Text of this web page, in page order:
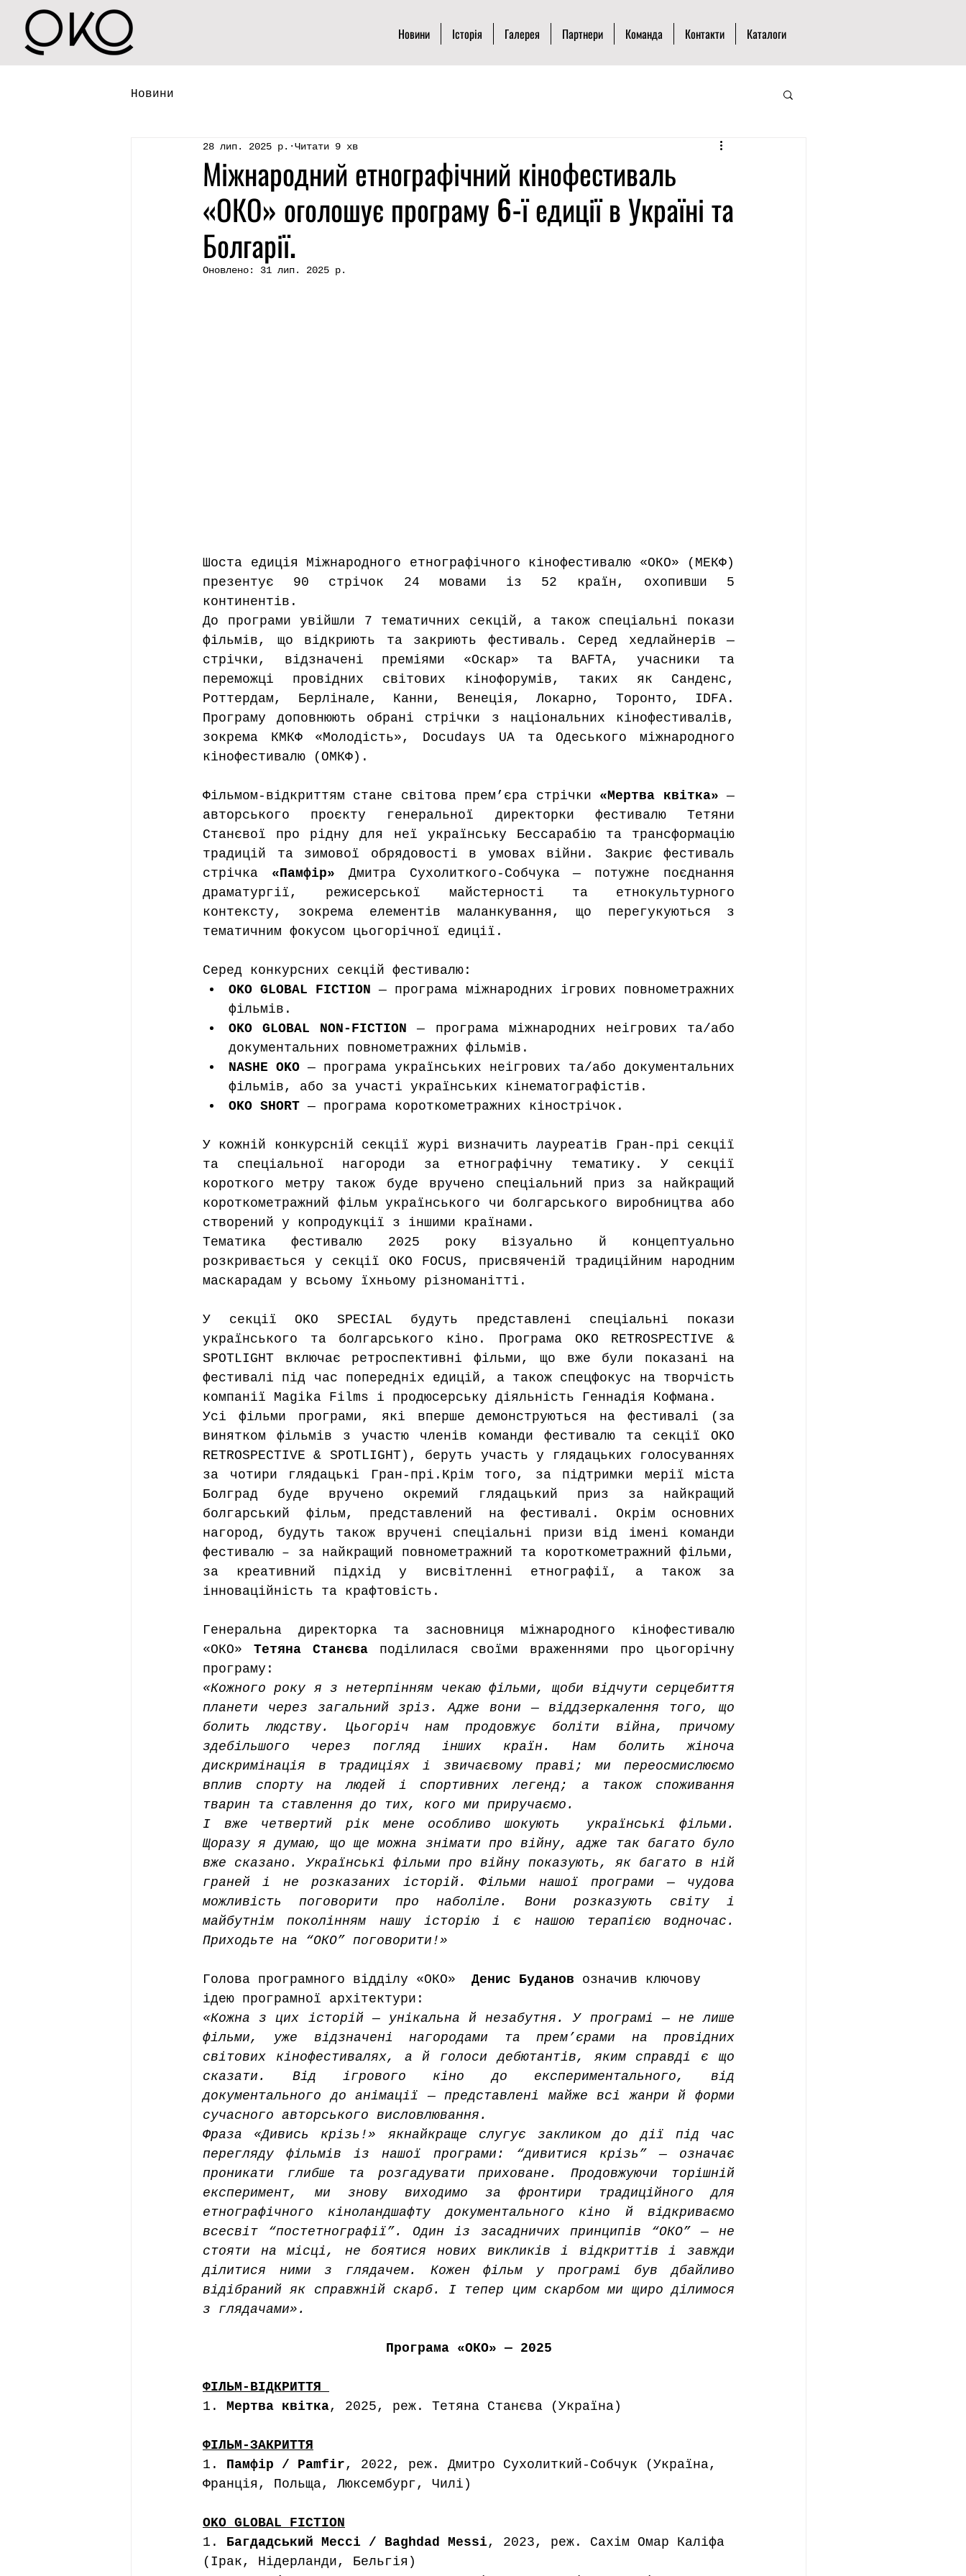
Новини Історія Галерея Партнери Команда Контакти Каталоги
Новини
Міжнародний етнографічний кінофестиваль
«ОКО» оголошує програму 6-ї едиції в Україні та
Болгарії.
28 лип. 2025 р. Читати 9 хв
Оновлено: 31 лип. 2025 р.
Шоста едиція Міжнародного етнографічного кінофестивалю «ОКО» (МЕКФ)
презентує 90 стрічок 24 мовами із 52 країн, охопивши 5
континентів.
До програми увійшли 7 тематичних секцій, а також спеціальні покази
фільмів, що відкриють та закриють фестиваль. Серед хедлайнерів —
стрічки, відзначені преміями «Оскар» та BAFTA, учасники та
переможці провідних світових кінофорумів, таких як Санденс,
Роттердам, Берлінале, Канни, Венеція, Локарно, Торонто, IDFA.
Програму доповнюють обрані стрічки з національних кінофестивалів,
зокрема КМКФ «Молодість», Docudays UA та Одеського міжнародного
кінофестивалю (ОМКФ).
Фільмом-відкриттям стане світова прем’єра стрічки «Мертва квітка» —
авторського проєкту генеральної директорки фестивалю Тетяни
Станєвої про рідну для неї українську Бессарабію та трансформацію
традицій та зимової обрядовості в умовах війни. Закриє фестиваль
стрічка «Памфір» Дмитра Сухолиткого-Собчука — потужне поєднання
драматургії, режисерської майстерності та етнокультурного
контексту, зокрема елементів маланкування, що перегукуються з
тематичним фокусом цьогорічної едиції.
Серед конкурсних секцій фестивалю:
OKO GLOBAL FICTION — програма міжнародних ігрових повнометражних
фільмів.
OKO GLOBAL NON-FICTION — програма міжнародних неігрових та/або
документальних повнометражних фільмів.
NASHE OKO — програма українських неігрових та/або документальних
фільмів, або за участі українських кінематографістів.
OKO SHORT — програма короткометражних кінострічок.
У кожній конкурсній секції журі визначить лауреатів Гран-прі секції
та спеціальної нагороди за етнографічну тематику. У секції
короткого метру також буде вручено спеціальний приз за найкращий
короткометражний фільм українського чи болгарського виробництва або
створений у копродукції з іншими країнами.
Тематика фестивалю 2025 року візуально й концептуально
розкривається у секції OKO FOCUS, присвяченій традиційним народним
маскарадам у всьому їхньому різноманітті.
У секції OKO SPECIAL будуть представлені спеціальні покази
українського та болгарського кіно. Програма OKO RETROSPECTIVE &
SPOTLIGHT включає ретроспективні фільми, що вже були показані на
фестивалі під час попередніх едицій, а також спецфокус на творчість
компанії Magika Films і продюсерську діяльність Геннадія Кофмана.
Усі фільми програми, які вперше демонструються на фестивалі (за
винятком фільмів з участю членів команди фестивалю та секції OKO
RETROSPECTIVE & SPOTLIGHT), беруть участь у глядацьких голосуваннях
за чотири глядацькі Гран-прі.Крім того, за підтримки мерії міста
Болград буде вручено окремий глядацький приз за найкращий
болгарський фільм, представлений на фестивалі. Окрім основних
нагород, будуть також вручені спеціальні призи від імені команди
фестивалю – за найкращий повнометражний та короткометражний фільми,
за креативний підхід у висвітленні етнографії, а також за
інноваційність та крафтовість.
Генеральна директорка та засновниця міжнародного кінофестивалю
«ОКО» Тетяна Станєва поділилася своїми враженнями про цьогорічну
програму:
«Кожного року я з нетерпінням чекаю фільми, щоби відчути серцебиття
планети через загальний зріз. Адже вони — віддзеркалення того, що
болить людству. Цьогоріч нам продовжує боліти війна, причому
здебільшого через погляд інших країн. Нам болить жіноча
дискримінація в традиціях і звичаєвому праві; ми переосмислюємо
вплив спорту на людей і спортивних легенд; а також споживання
тварин та ставлення до тих, кого ми приручаємо.
І вже четвертий рік мене особливо шокують  українські фільми.
Щоразу я думаю, що ще можна знімати про війну, адже так багато було
вже сказано. Українські фільми про війну показують, як багато в ній
граней і не розказаних історій. Фільми нашої програми — чудова
можливість поговорити про наболіле. Вони розказують світу і
майбутнім поколінням нашу історію і є нашою терапією водночас.
Приходьте на “ОКО” поговорити!»
Голова програмного відділу «ОКО» Денис Буданов означив ключову
ідею програмної архітектури:
«Кожна з цих історій — унікальна й незабутня. У програмі — не лише
фільми, уже відзначені нагородами та прем’єрами на провідних
світових кінофестивалях, а й голоси дебютантів, яким справді є що
сказати. Від ігрового кіно до експериментального, від
документального до анімації — представлені майже всі жанри й форми
сучасного авторського висловлювання.
Фраза «Дивись крізь!» якнайкраще слугує закликом до дії під час
перегляду фільмів із нашої програми: “дивитися крізь” — означає
проникати глибше та розгадувати приховане. Продовжуючи торішній
експеримент, ми знову виходимо за фронтири традиційного для
етнографічного кіноландшафту документального кіно й відкриваємо
всесвіт “постетнографії”. Один із засадничих принципів “ОКО” — не
стояти на місці, не боятися нових викликів і відкриттів і завжди
ділитися ними з глядачем. Кожен фільм у програмі був дбайливо
відібраний як справжній скарб. І тепер цим скарбом ми щиро ділимося
з глядачами».
Програма «ОКО» — 2025
ФІЛЬМ-ВІДКРИТТЯ
1. Мертва квітка, 2025, реж. Тетяна Станєва (Україна)
ФІЛЬМ-ЗАКРИТТЯ
1. Памфір / Pamfir , 2022, реж. Дмитро Сухолиткий-Собчук (Україна,
Франція, Польща, Люксембург, Чилі)
OKO GLOBAL FICTION
1. Багдадський Мессі / Baghdad Messi , 2023, реж. Сахім Омар Каліфа
(Ірак, Нідерланди, Бельгія)